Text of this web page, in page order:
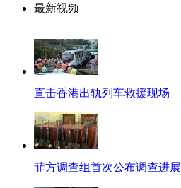
最新视频
直击香港出轨列车救援现场
菲方调查组首次公布调查进展